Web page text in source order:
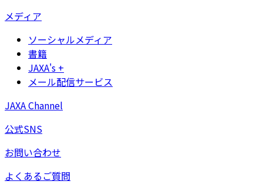
メディア
ソーシャルメディア
書籍
JAXA's +
メール配信サービス
JAXA Channel
公式SNS
お問い合わせ
よくあるご質問